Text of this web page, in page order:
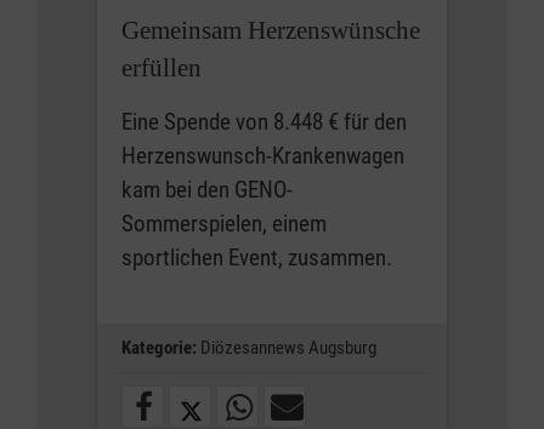
Gemeinsam Herzenswünsche
erfüllen
Eine Spende von 8.448 € für den
Herzenswunsch-Krankenwagen
kam bei den GENO-
Sommerspielen, einem
sportlichen Event, zusammen.
Kategorie: Diözesannews Augsburg